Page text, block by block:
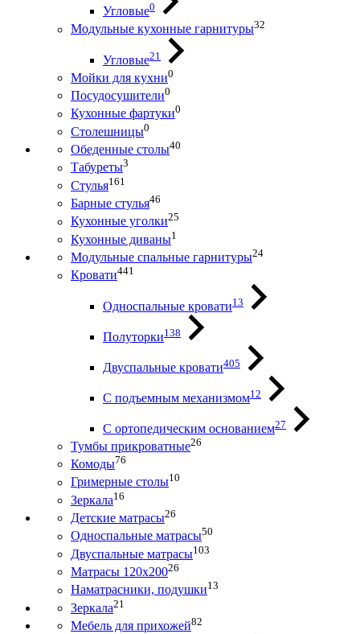
Угловые0
Модульные кухонные гарнитуры32
Угловые21
Мойки для кухни0
Посудосушители0
Кухонные фартуки0
Столешницы0
Обеденные столы40
Табуреты3
Стулья161
Барные стулья46
Кухонные уголки25
Кухонные диваны1
Модульные спальные гарнитуры24
Кровати441
Односпальные кровати13
Полуторки138
Двуспальные кровати405
С подъемным механизмом12
С ортопедическим основанием27
Тумбы прикроватные26
Комоды76
Гримерные столы10
Зеркала16
Детские матрасы26
Односпальные матрасы50
Двуспальные матрасы103
Матрасы 120х20026
Наматрасники, подушки13
Зеркала21
Мебель для прихожей82